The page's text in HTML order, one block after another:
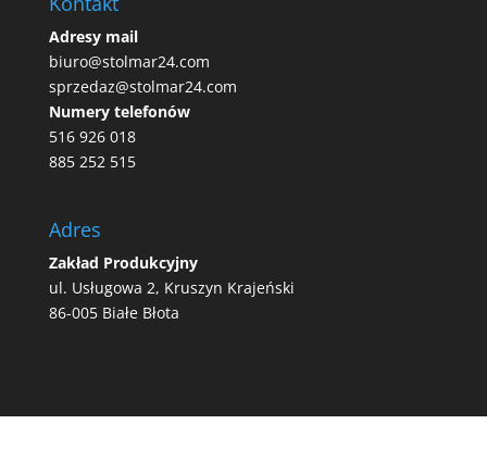
Adresy mail
biuro@stolmar24.com
sprzedaz@stolmar24.com
Numery telefonów
516 926 018
885 252 515
Adres
Zakład Produkcyjny
ul. Usługowa 2, Kruszyn Krajeński
86-005 Białe Błota